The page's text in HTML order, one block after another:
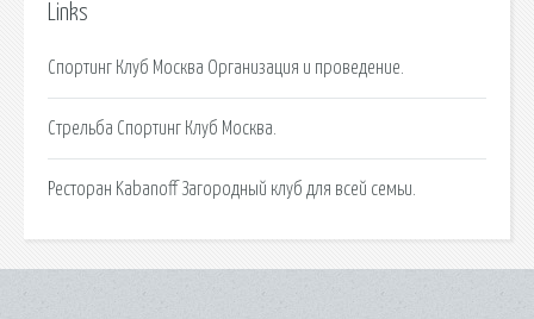
Links
Спортинг Клуб Москва Организация и проведение.
Стрельба Спортинг Клуб Москва.
Ресторан Kabanoff Загородный клуб для всей семьи.